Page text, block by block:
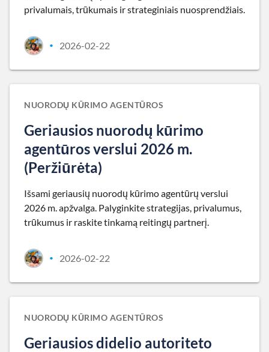
privalumais, trūkumais ir strateginiais nuosprendžiais.
• 2026-02-22
NUORODŲ KŪRIMO AGENTŪROS
Geriausios nuorodų kūrimo
agentūros verslui 2026 m.
(Peržiūrėta)
Išsami geriausių nuorodų kūrimo agentūrų verslui
2026 m. apžvalga. Palyginkite strategijas, privalumus,
trūkumus ir raskite tinkamą reitingų partnerį.
• 2026-02-22
NUORODŲ KŪRIMO AGENTŪROS
Geriausios didelio autoriteto